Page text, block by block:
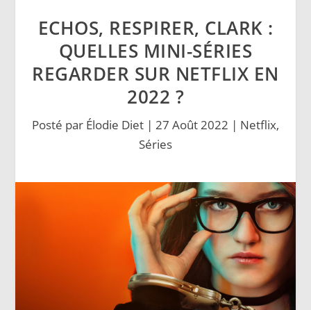
ECHOS, RESPIRER, CLARK :
QUELLES MINI-SÉRIES
REGARDER SUR NETFLIX EN
2022 ?
Posté par Élodie Diet | 27 Août 2022 | Netflix,
Séries